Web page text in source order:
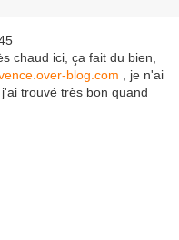
chaud ici, ça fait du bien,
blog.com , je n'ai
trouvé très bon quand